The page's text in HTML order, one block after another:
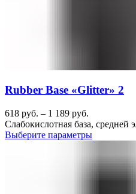
Rubber Base «Glitter» 2
618 руб. – 1 189 руб.
Слабокислотная база, средней
Выберите параметры